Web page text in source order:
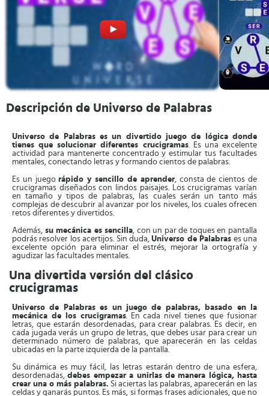
Descripción de Universo de Palabras
Universo de Palabras es un divertido juego de lógica donde
tienes que solucionar diferentes crucigramas. Es una excelente
actividad para mantenerte concentrado y estimular tus facultades
mentales, conectando letras y formando cientos de palabras.
Es un juegorápido y sencillo de aprender, consta de cientos de
crucigramas diseñados con lindos paisajes. Los crucigramas varían
en tamaño y tipos de palabras, las cuales serán un tanto más
complejas de descubrir al avanzar por los niveles, los cuales ofrecen
retos diferentes y divertidos.
Además, su mecánica es sencilla, con un par de toques en pantalla
podrás resolver los acertijos. Sin duda,Universo de Palabras es una
excelente opción para eliminar el estrés, mejorar la ortografía y
agudizar las facultades mentales.
Una divertida versión del clásico
crucigramas
Universo de Palabras es un juego de palabras, basado en la
mecánica de los crucigramas. En cada nivel tienes que fusionar
letras, que estarán desordenadas, para crear palabras. Es decir, en
cada jugada verás un grupo de letras, que debes usar para crear un
determinado número de palabras, que aparecerán en las celdas
ubicadas en la parte izquierda de la pantalla.
Su dinámica es muy fácil, las letras estarán dentro de una esfera,
desordenadas,debes empezar a unirlas de manera lógica, hasta
crear una o más palabras. Si aciertas las palabras, aparecerán en las
celdas y ganarás puntos. Es más, si formas frases adicionales, que no